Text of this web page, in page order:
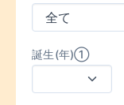
誕生(年)①